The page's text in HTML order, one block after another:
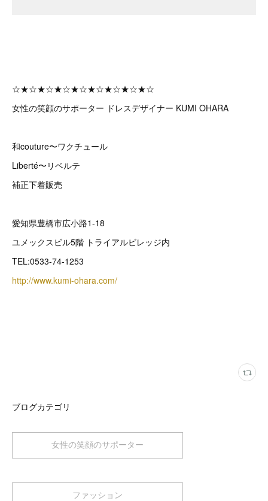
☆★☆★☆★☆★☆★☆★☆★☆★☆
女性の笑顔のサポーター ドレスデザイナー KUMI OHARA
和couture〜ワクチュール
Liberté〜リベルテ
補正下着販売
愛知県豊橋市広小路1-18
ユメックスビル5階 トライアルビレッジ内
TEL:0533-74-1253
http://www.kumi-ohara.com/
ブログカテゴリ
女性の笑顔のサポーター
ファッション